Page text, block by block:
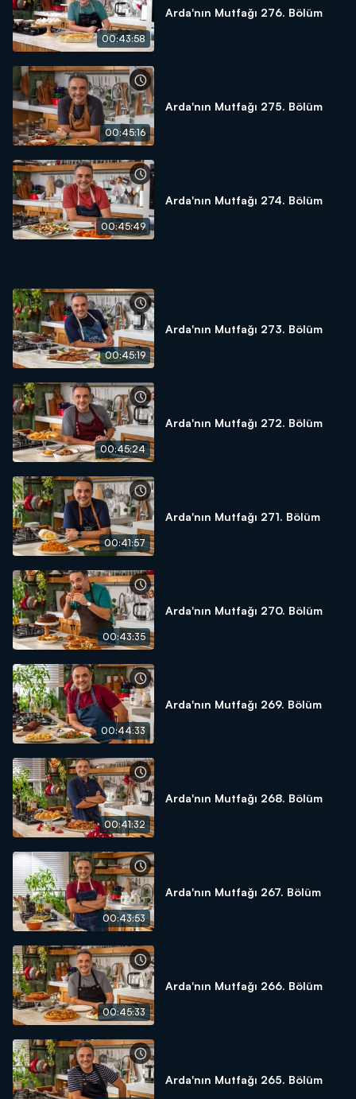
00:43:58
Arda'nın Mutfağı 276. Bölüm
00:45:16
Arda'nın Mutfağı 275. Bölüm
00:45:49
Arda'nın Mutfağı 274. Bölüm
00:45:19
Arda'nın Mutfağı 273. Bölüm
00:45:24
Arda'nın Mutfağı 272. Bölüm
00:41:57
Arda'nın Mutfağı 271. Bölüm
00:43:35
Arda'nın Mutfağı 270. Bölüm
00:44:33
Arda'nın Mutfağı 269. Bölüm
00:41:32
Arda'nın Mutfağı 268. Bölüm
00:43:53
Arda'nın Mutfağı 267. Bölüm
00:45:33
Arda'nın Mutfağı 266. Bölüm
Arda'nın Mutfağı 265. Bölüm